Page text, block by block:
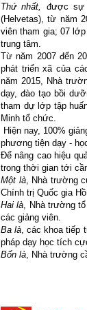
Thứ nhất,
được sự
(Helvetas), từ năm
viên tham gia; 07
trung tâm.
Từ năm 2007 đến
phát triển xã của
năm 2015, Nhà
dạy, đào tạo bồi
tham dự lớp tập
Minh tổ chức.
Hiện nay, 100%
phương tiện dạy -
Để nâng cao hiệu
trong thời gian tới
Một là, Nhà trường
Chính trị Quốc gia
Hai là, Nhà trường
các giảng viên.
Ba là, các khoa tiếp
pháp dạy học tích
Bốn là, Nhà trường